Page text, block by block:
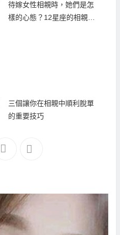
待嫁女性相親時，她們是怎
樣的心態？12星座的相親心
三個讓你在相親中順利脫單
的重要技巧